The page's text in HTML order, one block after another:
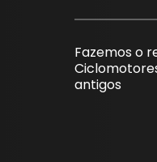
Restauros
Para Venda
Fazemos o
antigos